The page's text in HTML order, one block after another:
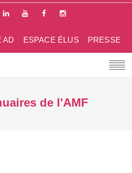
PRESSE
ESPACE ÉLUS
AD
de l'AMF